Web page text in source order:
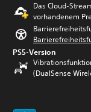
Das Cloud-
vorhandenem
PS5-Version
(DualSense